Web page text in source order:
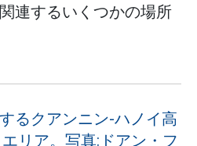
連するいくつかの場所